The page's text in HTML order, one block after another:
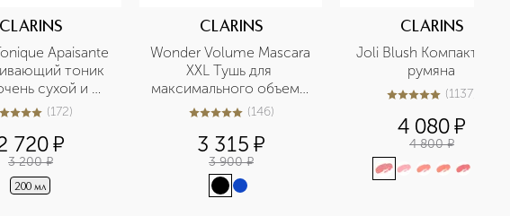
CLARINS
Apaisante
тоник
сухой и
кожи
5172 (172)
720¤
3 200 ¤
200 мл
CLARINS
Wonder Volume Mascara
XXL Тушь для
максимального объема
ресниц
4.9из5146 (146)
3 315 ¤
3 900 ¤
CLARINS
Joli Blush Компактные
румяна
5из 51137 (1137
4 080¤
4 800 ¤